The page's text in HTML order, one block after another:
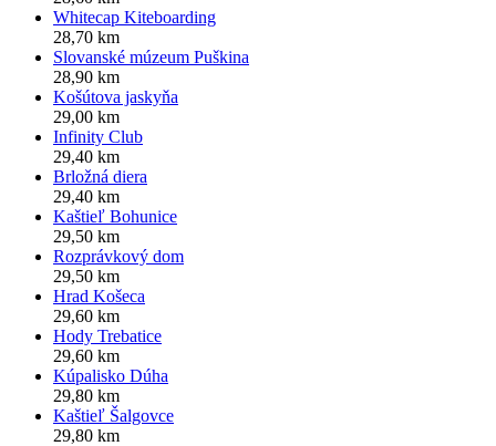
Whitecap Kiteboarding
28,70 km
Slovanské múzeum Puškina
28,90 km
Košútova jaskyňa
29,00 km
Infinity Club
29,40 km
Brložná diera
29,40 km
Kaštieľ Bohunice
29,50 km
Rozprávkový dom
29,50 km
Hrad Košeca
29,60 km
Hody Trebatice
29,60 km
Kúpalisko Dúha
29,80 km
Kaštieľ Šalgovce
29,80 km